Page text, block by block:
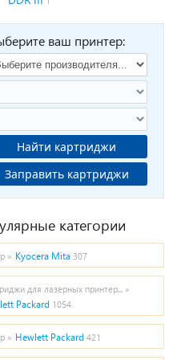
ваш принтер:
Найти картриджи
Заправить картриджи
категории
» Kyocera Mita 307
для лазерных принтер... »
Packard 1054
» Hewlett Packard 421